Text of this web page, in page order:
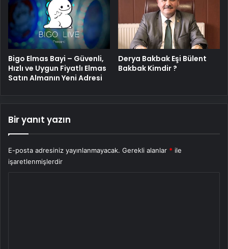
Bigo Elmas Bayi – Güvenli,
Hızlı ve Uygun Fiyatlı Elmas
Satın Almanın Yeni Adresi
Derya Bakbak Eşi Bülent
Bakbak Kimdir ?
Bir yanıt yazın
E-posta adresiniz yayınlanmayacak. Gerekli alanlar * ile
işaretlenmişlerdir